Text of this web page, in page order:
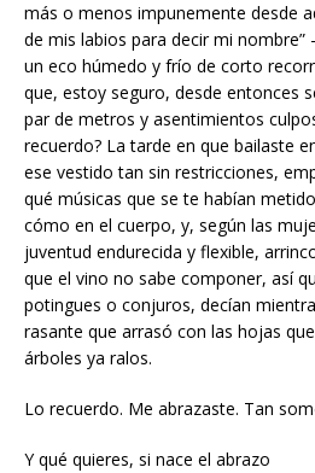
más o menos impunemente desde
de mis labios para decir mi nombre”
un eco húmedo y frío de corto
que, estoy seguro, desde entonces
par de metros y asentimientos
recuerdo? La tarde en que bailaste
ese vestido tan sin restricciones,
qué músicas que se te habían
cómo en el cuerpo, y, según las
juventud endurecida y flexible,
que el vino no sabe componer, así
potingues o conjuros, decían
rasante que arrasó con las hojas
árboles ya ralos.
Lo recuerdo. Me abrazaste. Tan
Y qué quieres, si nace el abrazo